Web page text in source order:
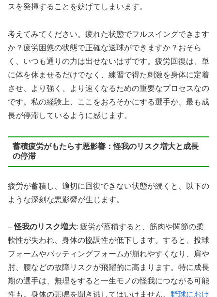
スを発揮することを妨げてしまいます。
考えてみてください。疲れた状態でフルスイングできます
か？疲労困憊の状態で正確な送球ができますか？おそら
く、いつも通りの力は出せないはずです。疲労回復は、単
に体を休ませるだけでなく、練習で得た刺激を身体に定着
させ、より強く、より速くなるための重要なプロセスなの
です。私の経験上、ここをおろそかにする選手が、最も成
長が停滞しているように感じます。
蓄積疲労がもたらす悪影響：怪我のリスク増大と成長
の停滞
疲労が蓄積し、適切に回復できない状態が続くと、以下の
ような深刻な悪影響が生じます。
–怪我のリスク増大: 疲労が蓄積すると、筋肉や関節の柔
軟性が失われ、身体の協調性が低下します。すると、投球
フォームやバッティングフォームが崩れやすくなり、肩や
肘、腰などの故障リスクが飛躍的に高まります。特に成長
期の選手は、無理をすると一生モノの怪我につながる可能
性も。身体の悲鳴を聞き逃してはいけません。 野球におけ